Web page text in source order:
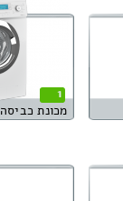
1
מכונת כביסה